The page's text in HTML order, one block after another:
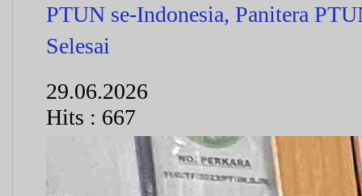
PTUN se-Indonesia, Panitera
Selesai
29.06.2026
Hits : 667